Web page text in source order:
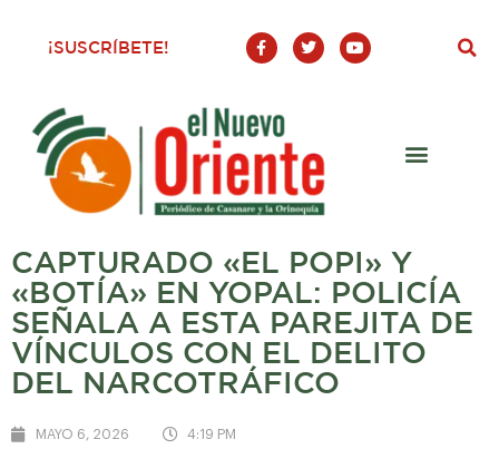
¡SUSCRÍBETE!
F
a
c
o
o
-
T
w
i
Y
o
u
CAPTURADO «EL POPI» Y
«BOTÍA» EN YOPAL: POLICÍA
SEÑALA A ESTA PAREJITA DE
VÍNCULOS CON EL DELITO
DEL NARCOTRÁFICO
MAYO 6, 2026 4:19 PM